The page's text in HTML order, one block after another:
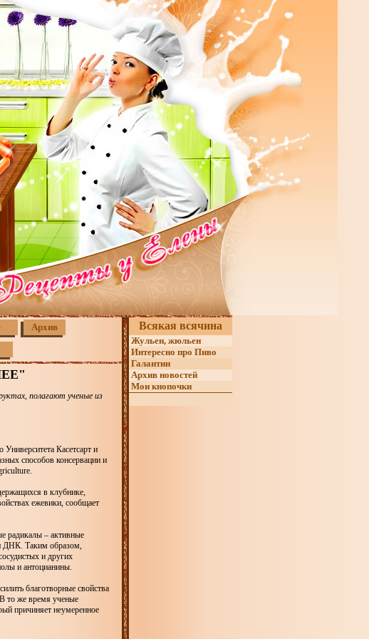
Архив
полагают ученые из
Касетсарт и
способов консервации и
в клубнике,
ежевики, сообщает
радикалы – активные
ДНК. Таким образом,
и других
и антоцианины.
благотворные свойства
то же время ученые
причиняет неумеренное
Всякая всячина
Жульен, жюльен
Интересно про Пиво
Галантин
Архив новостей
Мои кнопочки